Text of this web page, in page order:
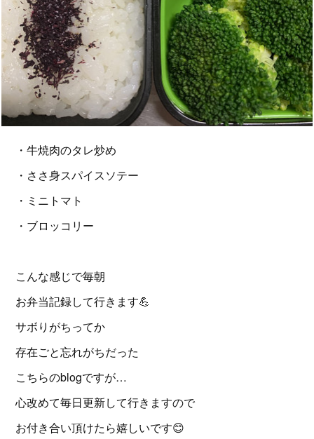
・牛焼肉のタレ炒め
・ささ身スパイスソテー
・ミニトマト
・ブロッコリー
こんな感じで毎朝
お弁当記録して行きます💪
サボりがちってか
存在ごと忘れがちだった
こちらのblogですが…
心改めて毎日更新して行きますので
お付き合い頂けたら嬉しいです😊